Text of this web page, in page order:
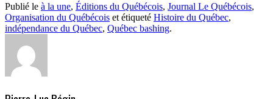
Publié le à la une, Éditions du Québécois, Journal Le Québécois,
Organisation du Québécois et étiqueté Histoire du Québec,
indépendance du Québec, Québec bashing.